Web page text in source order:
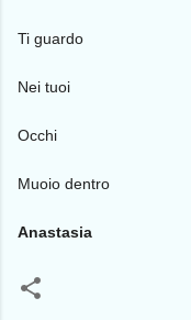
Ti guardo
Nei tuoi
Occhi
Muoio dentro
Anastasia